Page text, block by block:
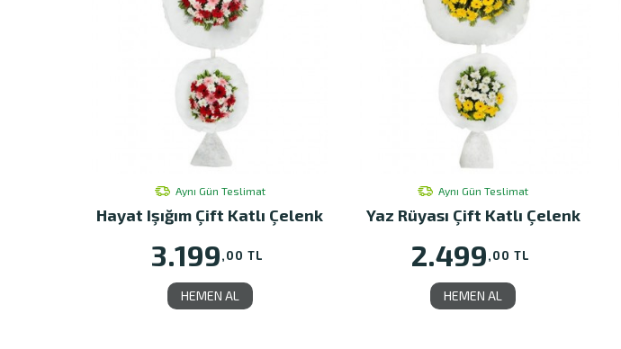
Aynı Gün Teslimat
Hayat Işığım Çift Katlı Çelenk
3.199,00 TL
HEMEN AL
Aynı Gün Teslimat
Yaz Rüyası Çift Katlı Çelenk
2.499,00 TL
HEMEN AL